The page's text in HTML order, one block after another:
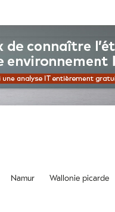
Namur Wallonie picarde